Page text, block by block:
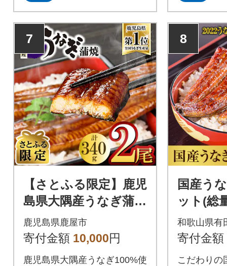
7
【さとふる限定】鹿児
島県大隅産うなぎ蒲焼
2尾(計340g)
鹿児島県鹿屋市
寄付金額 10,000円
鹿児島県大隅産うなぎ100%使
8
国産う
ット(総
和歌山県有
寄付金額
こだわりの